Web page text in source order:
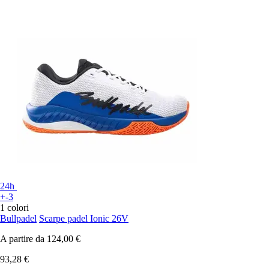
24h
+-3
1 colori
Bullpadel Scarpe padel Ionic 26V
A partire da 124,00 €
93,28 €